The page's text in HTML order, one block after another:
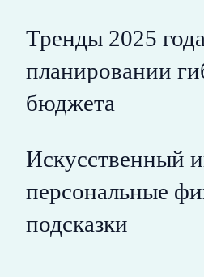
Тренды 2025
планировании
бюджета
Искусственный
персональные
подсказки